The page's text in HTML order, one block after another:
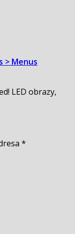
> Menus
LED obrazy,
*